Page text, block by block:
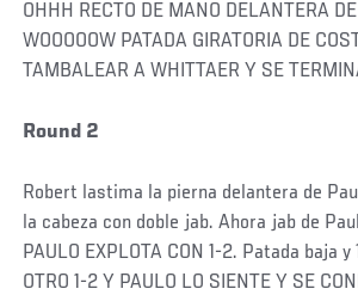
OHHH RECTO DE MANO DELANTERA
WOOOOOW PATADA GIRATORIA DE
TAMBALEAR A WHITTAER Y SE
Round 2
Robert lastima la pierna delantera de
la cabeza con doble jab. Ahora jab de
PAULO EXPLOTA CON 1-2. Patada baja
OTRO 1-2 Y PAULO LO SIENTE Y SE